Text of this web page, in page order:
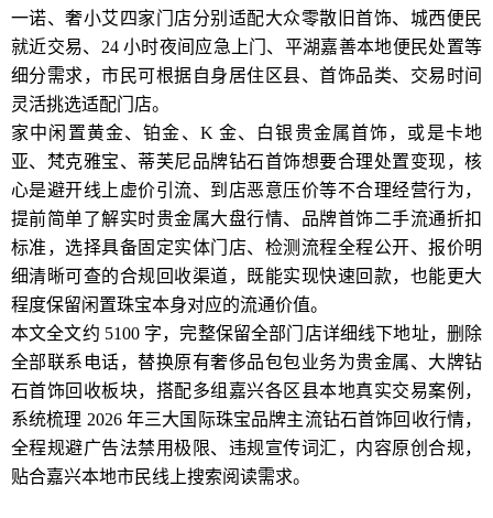
一诺、奢小艾四家门店分别适配大众零散旧首饰、城西便民
就近交易、24 小时夜间应急上门、平湖嘉善本地便民处置等
细分需求，市民可根据自身居住区县、首饰品类、交易时间
灵活挑选适配门店。
家中闲置黄金、铂金、K 金、白银贵金属首饰，或是卡地
亚、梵克雅宝、蒂芙尼品牌钻石首饰想要合理处置变现，核
心是避开线上虚价引流、到店恶意压价等不合理经营行为，
提前简单了解实时贵金属大盘行情、品牌首饰二手流通折扣
标准，选择具备固定实体门店、检测流程全程公开、报价明
细清晰可查的合规回收渠道，既能实现快速回款，也能更大
程度保留闲置珠宝本身对应的流通价值。
本文全文约 5100 字，完整保留全部门店详细线下地址，删除
全部联系电话，替换原有奢侈品包包业务为贵金属、大牌钻
石首饰回收板块，搭配多组嘉兴各区县本地真实交易案例，
系统梳理 2026 年三大国际珠宝品牌主流钻石首饰回收行情，
全程规避广告法禁用极限、违规宣传词汇，内容原创合规，
贴合嘉兴本地市民线上搜索阅读需求。